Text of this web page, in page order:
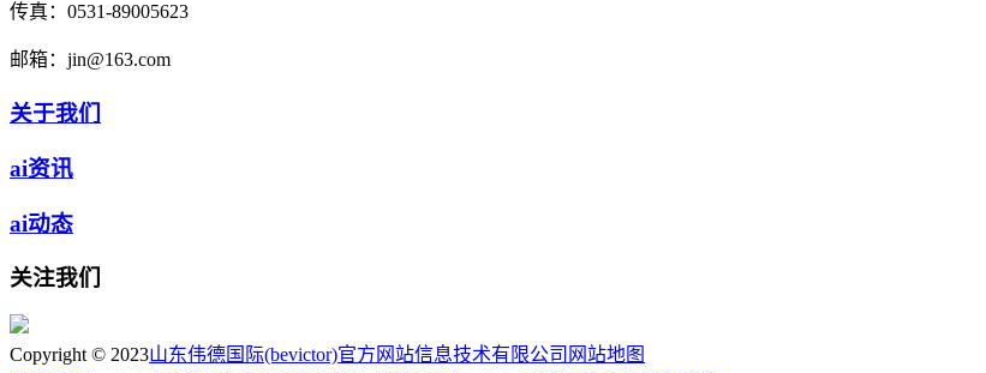
传真： 0531-89005623
邮箱： jin@163.com
关于我们
ai资讯
ai动态
关注我们
Copyright © 2023山东伟德国际(bevictor)官方网站信息技术有限公司 网站地图